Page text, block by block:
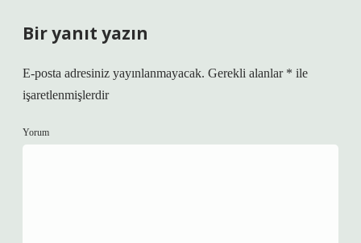
Bir yanıt yazın
E-posta adresiniz yayınlanmayacak. Gerekli alanlar * ile
işaretlenmişlerdir
Yorum